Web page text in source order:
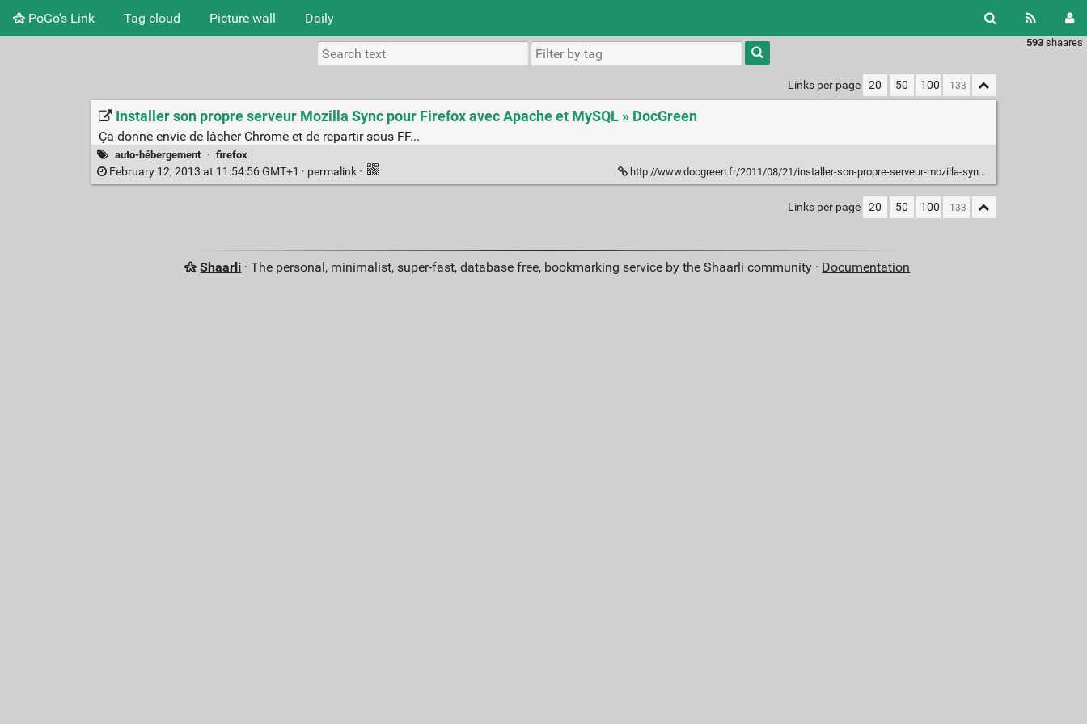
PoGo's Link Tag cloud Picture wall Daily
593 shaares
Type 1 or
more
charactersLinks per page 20 50 100
Installer son propre serveur Mozilla Sync pour Firefox avec Apache et MySQL » DocGreen
Ça donne envie de lâcher Chrome et de repartir sous FF...
auto-hébergement · firefox
February 12, 2013 at 11:54:56 GMT+1 · permalink · http://www.docgreen.fr/2011/08/21/installer-son-propre-serveur-mozilla-sync-pour-firefox-methode-actuelle/
Links per page 20 50 100
Shaarli · The personal, minimalist, super-fast, database free, bookmarking service by the Shaarli community · Documentation